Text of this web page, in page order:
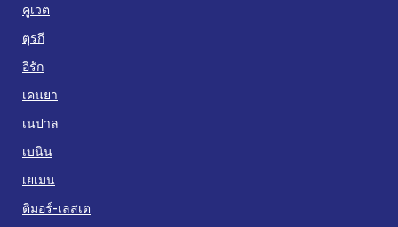
คูเวต
ตุรกี
อิรัก
เคนยา
เนปาล
เบนิน
เยเมน
ติมอร์-เลสเต